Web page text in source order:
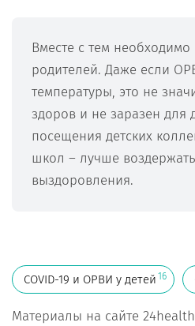
Вместе с тем необходимо
родителей. Даже если
температуры, это не
здоров и не заразен для
посещения детских
школ – лучше
выздоровления.
COVID-19 и ОРВИ у детей 16
Материалы на сайте